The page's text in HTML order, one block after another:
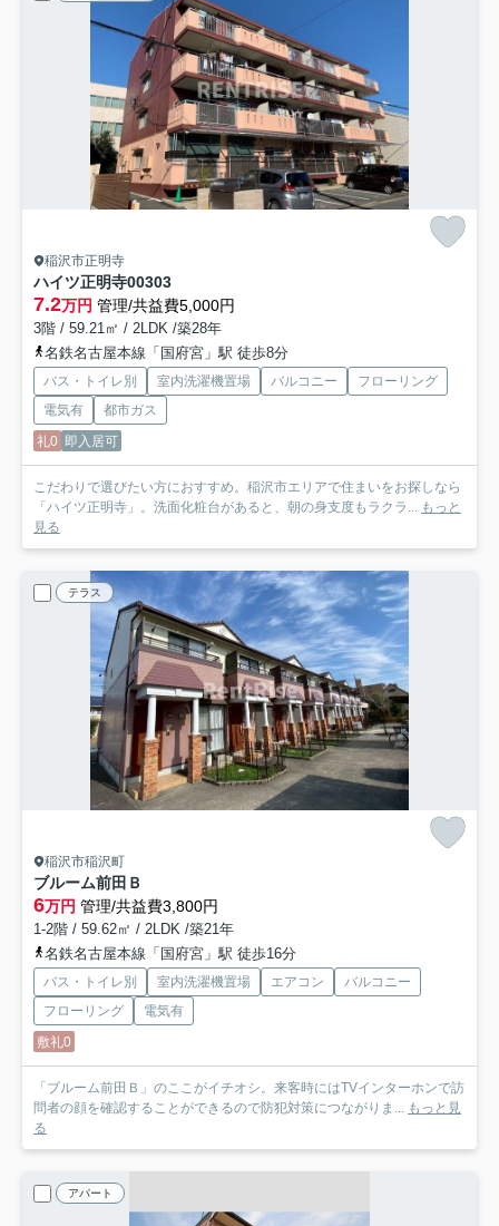
稲沢市正明寺
ハイツ正明寺00303
7.2万円 管理/共益費5,000円
3階 / 59.21㎡ / 2LDK /築28年
名鉄名古屋本線「国府宮」駅 徒歩8分
バス・トイレ別 室内洗濯機置場 バルコニー
フローリング
電気有
都市ガス
礼0 即入居可
こだわりで選びたい方におすすめ。稲沢市エリアで住まいをお探しなら
「ハイツ正明寺」。洗面化粧台があると、朝の身支度もラクラ...
もっと
見る
テラス
稲沢市稲沢町
ブルーム前田Ｂ
6万円 管理/共益費3,800円
1-2階 / 59.62㎡ / 2LDK /築21年
名鉄名古屋本線「国府宮」駅 徒歩16分
バス・トイレ別 室内洗濯機置場 エアコン
バルコニー
フローリング
電気有
敷礼0
「ブルーム前田Ｂ」のここがイチオシ。来客時にはTVインターホンで訪
問者の顔を確認することができるので防犯対策につながりま... もっと見
る
アパート